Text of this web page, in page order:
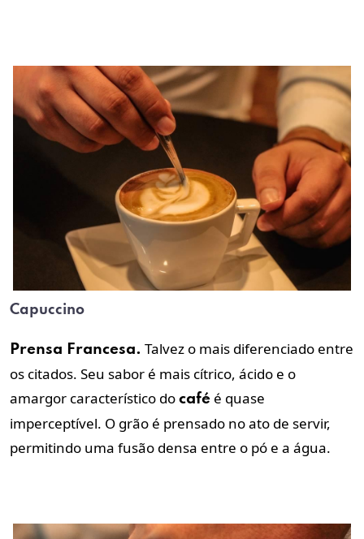
Capuccino
Prensa Francesa. Talvez o mais diferenciado entre
os citados. Seu sabor é mais cítrico, ácido e o
amargor característico do café é quase
imperceptível. O grão é prensado no ato de servir,
permitindo uma fusão densa entre o pó e a água.